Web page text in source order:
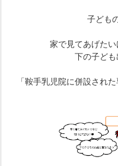
子ども
家で見てあげたい
下の子ども
「鞍手乳児院に併設され